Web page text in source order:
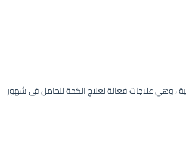
، وهي علاجات فعالة لعلاج الكحة للحامل فى شهور